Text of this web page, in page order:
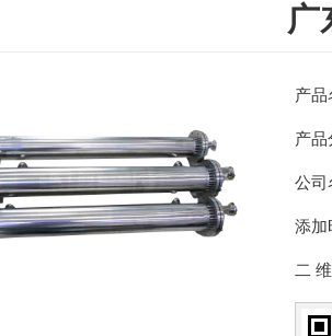
广
产品
产品
公司
添加
二